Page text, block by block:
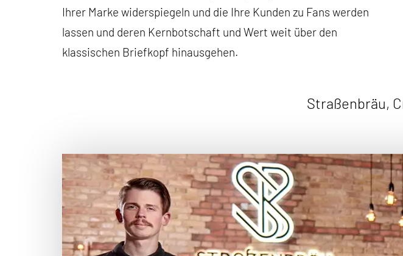
Ihrer Marke widerspiegeln und die Ihre Kunden zu Fans werden
lassen und deren Kernbotschaft und Wert weit über den
klassischen Briefkopf hinausgehen.
Straßenbräu,